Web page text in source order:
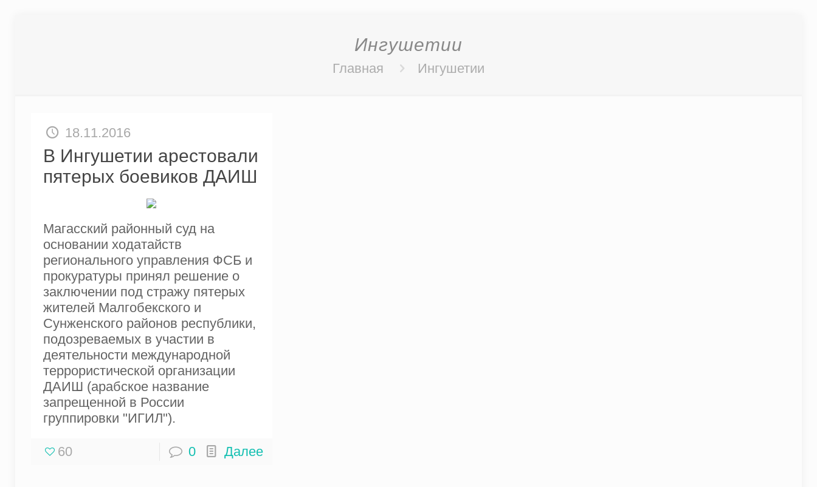
Ингушетии
Главная Ингушетии
18.11.2016
В Ингушетии арестовали
пятерых боевиков ДАИШ
Магасский районный суд на
основании ходатайств
регионального управления ФСБ и
прокуратуры принял решение о
заключении под стражу пятерых
жителей Малгобекского и
Сунженского районов республики,
подозреваемых в участии в
деятельности международной
террористической организации
ДАИШ (арабское название
запрещенной в России
группировки "ИГИЛ").
60 0 Далее